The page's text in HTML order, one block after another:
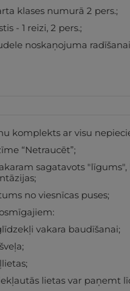
klases numurā 2 pers.;
- 1 reizi, 2 pers.;
noskaņojuma radīšanai
komplekts ar visu
“Netraucēt”;
sagatavots
no viesnīcas puses;
vakara baudīšanai;
iekļautās lietas var